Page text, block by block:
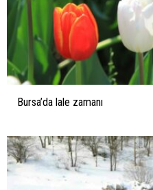
Bursa’da lale zamanı